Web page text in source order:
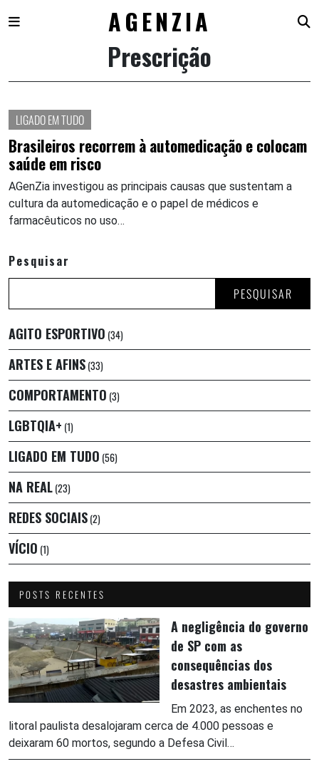
content
AGENZIA
Prescrição
LIGADO EM TUDO
Brasileiros recorrem à automedicação e colocam
saúde em risco
AGenZia investigou as principais causas que sustentam a
cultura da automedicação e o papel de médicos e
farmacêuticos no uso…
Pesquisar
PESQUISAR
AGITO ESPORTIVO (34)
ARTES E AFINS(33)
COMPORTAMENTO (3)
LGBTQIA+ (1)
LIGADO EM TUDO (56)
NA REAL(23)
REDES SOCIAIS(2)
VÍCIO (1)
POSTS RECENTES
A negligência do governo
de SP com as
consequências dos
desastres ambientais
Em 2023, as enchentes no
litoral paulista desalojaram cerca de 4.000 pessoas e
deixaram 60 mortos, segundo a Defesa Civil…